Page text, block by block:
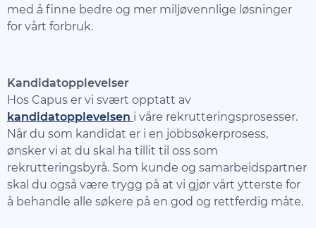
med å finne bedre og mer miljøvennlige løsninger
for vårt forbruk.
Kandidatopplevelser
Hos Capus er vi svært opptatt av
kandidatopplevelsen i våre rekrutteringsprosesser.
Når du som kandidat er i en jobbsøkerprosess,
ønsker vi at du skal ha tillit til oss som
rekrutteringsbyrå. Som kunde og samarbeidspartner
skal du også være trygg på at vi gjør vårt ytterste for
å behandle alle søkere på en god og rettferdig måte.